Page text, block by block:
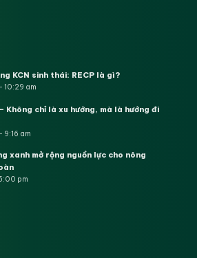
KCN sinh thái: RECP là gì?
10:29 am
Không chỉ là xu hướng, mà là hướng đi
9:16 am
xanh mở rộng nguồn lực cho nông
pm